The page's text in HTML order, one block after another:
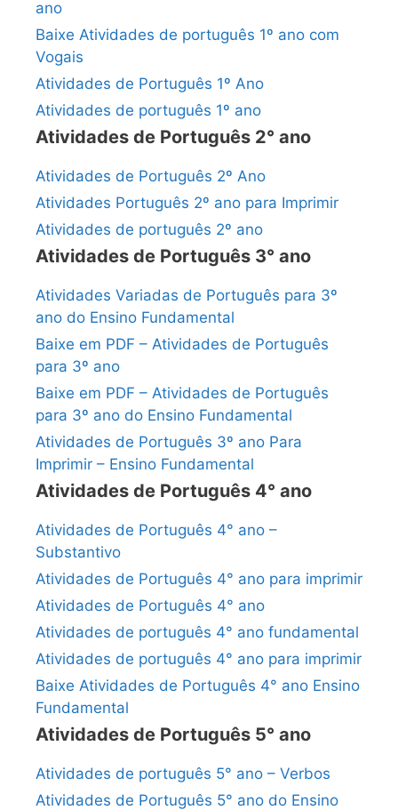
ano
Baixe Atividades de português 1º ano com
Vogais
Atividades de Português 1º Ano
Atividades de português 1º ano
Atividades de Português 2° ano
Atividades de Português 2º Ano
Atividades Português 2º ano para Imprimir
Atividades de português 2º ano
Atividades de Português 3° ano
Atividades Variadas de Português para 3º
ano do Ensino Fundamental
Baixe em PDF – Atividades de Português
para 3º ano
Baixe em PDF – Atividades de Português
para 3º ano do Ensino Fundamental
Atividades de Português 3º ano Para
Imprimir – Ensino Fundamental
Atividades de Português 4° ano
Atividades de Português 4° ano –
Substantivo
Atividades de Português 4° ano para imprimir
Atividades de Português 4° ano
Atividades de português 4° ano fundamental
Atividades de português 4° ano para imprimir
Baixe Atividades de Português 4° ano Ensino
Fundamental
Atividades de Português 5° ano
Atividades de português 5° ano – Verbos
Atividades de Português 5° ano do Ensino